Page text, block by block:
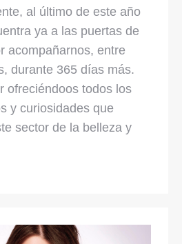
al último de este año
ya a las puertas de
acompañarnos, entre
durante 365 días más.
ofreciéndoos todos los
y curiosidades que
sector de la belleza y